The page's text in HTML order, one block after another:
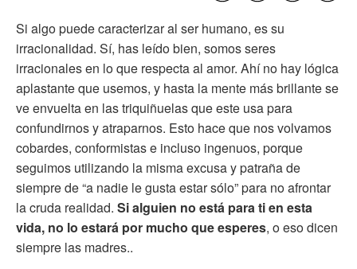
Si algo puede caracterizar al ser humano, es su
irracionalidad. Sí, has leído bien, somos seres
irracionales en lo que respecta al amor. Ahí no hay lógica
aplastante que usemos, y hasta la mente más brillante se
ve envuelta en las triquiñuelas que este usa para
confundirnos y atraparnos. Esto hace que nos volvamos
cobardes, conformistas e incluso ingenuos, porque
seguimos utilizando la misma excusa y patraña de
siempre de “a nadie le gusta estar sólo” para no afrontar
la cruda realidad. Si alguien no está para ti en esta
vida, no lo estará por mucho que esperes, o eso dicen
siempre las madres..